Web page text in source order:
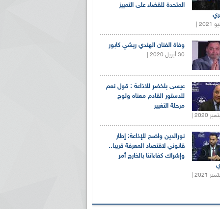
المتحدة للقضاء على التمييز
وفاة الفنان الهندي ريشي كابور
30 أبريل 2020 |
عيسى بلخضر للاذاعة : قول نعم
للدستور القادم معناه ولوج
مرحلة التغيير
نورالدين واضح للإذاعة: إطار
قانوني لاقتصاد المعرفة قريبا..
وإشراك كفاءاتنا بالخارج أمر